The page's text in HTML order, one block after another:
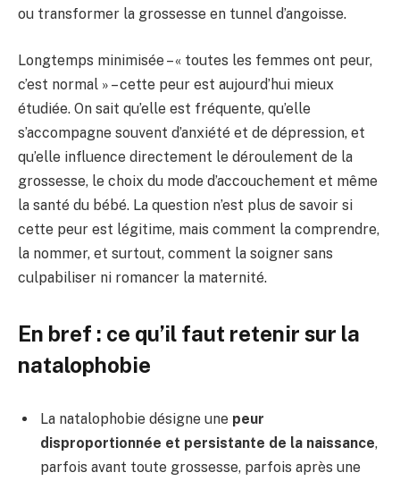
ou transformer la grossesse en tunnel d’angoisse.
Longtemps minimisée – « toutes les femmes ont peur,
c’est normal » – cette peur est aujourd’hui mieux
étudiée. On sait qu’elle est fréquente, qu’elle
s’accompagne souvent d’anxiété et de dépression, et
qu’elle influence directement le déroulement de la
grossesse, le choix du mode d’accouchement et même
la santé du bébé. La question n’est plus de savoir si
cette peur est légitime, mais comment la comprendre,
la nommer, et surtout, comment la soigner sans
culpabiliser ni romancer la maternité.
En bref : ce qu’il faut retenir sur la
natalophobie
La natalophobie désigne une peur
disproportionnée et persistante de la naissance,
parfois avant toute grossesse, parfois après une